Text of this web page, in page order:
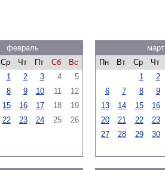
февраль
Ср Чт Пт Сб
Вс
1
2 3 4
5
8 9 10 11
12
15 16 17 18
19
22 23 24 25
26
март
Пн
Вт Ср Чт
1
2
6
7 8 9
13
14 15 16
20
21 22 23
27
28 29 30